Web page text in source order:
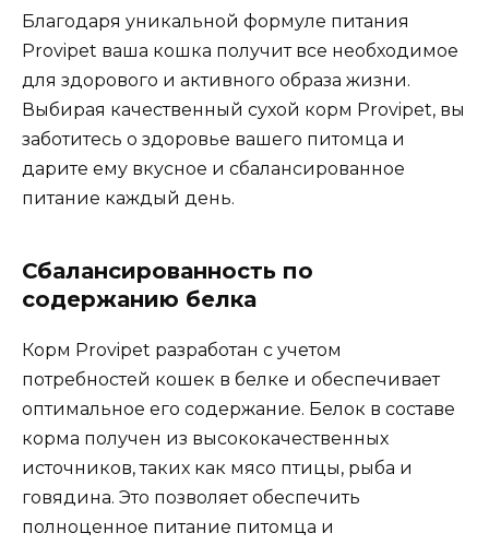
Благодаря уникальной формуле питания
Provipet ваша кошка получит все необходимое
для здорового и активного образа жизни.
Выбирая качественный сухой корм Provipet, вы
заботитесь о здоровье вашего питомца и
дарите ему вкусное и сбалансированное
питание каждый день.
Сбалансированность по
содержанию белка
Корм Provipet разработан с учетом
потребностей кошек в белке и обеспечивает
оптимальное его содержание. Белок в составе
корма получен из высококачественных
источников, таких как мясо птицы, рыба и
говядина. Это позволяет обеспечить
полноценное питание питомца и